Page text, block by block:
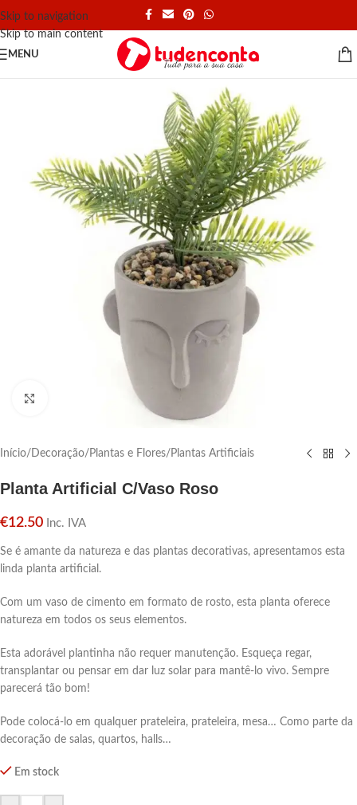
Skip to navigation
Skip to main content
MENU
Click para aumentar
Início/ Decoração/ Plantas e Flores/ Plantas Artificiais
Planta Artificial C/Vaso Roso
€12.50 Inc. IVA
Se é amante da natureza e das plantas decorativas, apresentamos esta
linda planta artificial.
Com um vaso de cimento em formato de rosto, esta planta oferece
natureza em todos os seus elementos.
Esta adorável plantinha não requer manutenção. Esqueça regar,
transplantar ou pensar em dar luz solar para mantê-lo vivo. Sempre
parecerá tão bom!
Pode colocá-lo em qualquer prateleira, prateleira, mesa… Como parte da
decoração de salas, quartos, halls…
Em stock